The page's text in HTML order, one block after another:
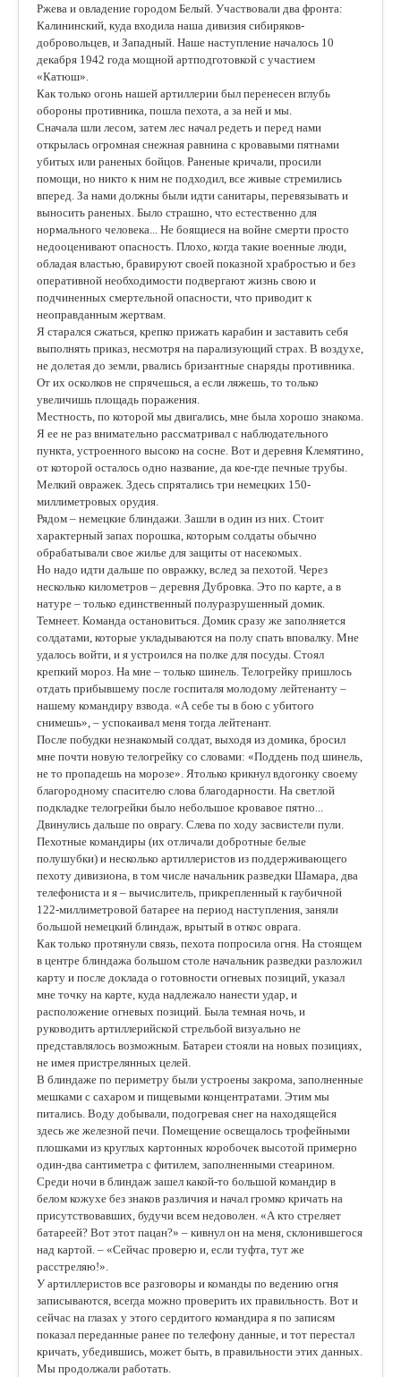
Ржева и овладение городом Белый. Участвовали два фронта:
Калининский, куда входила наша дивизия сибиряков-
добровольцев, и Западный. Наше наступление началось 10
декабря 1942 года мощной артподготовкой с участием
«Катюш».
Как только огонь нашей артиллерии был перенесен вглубь
обороны противника, пошла пехота, а за ней и мы.
Сначала шли лесом, затем лес начал редеть и перед нами
открылась огромная снежная равнина с кровавыми пятнами
убитых или раненых бойцов. Раненые кричали, просили
помощи, но никто к ним не подходил, все живые стремились
вперед. За нами должны были идти санитары, перевязывать и
выносить раненых. Было страшно, что естественно для
нормального человека... Не боящиеся на войне смерти просто
недооценивают опасность. Плохо, когда такие военные люди,
обладая властью, бравируют своей показной храбростью и без
оперативной необходимости подвергают жизнь свою и
подчиненных смертельной опасности, что приводит к
неоправданным жертвам.
Я старался сжаться, крепко прижать карабин и заставить себя
выполнять приказ, несмотря на парализующий страх. В воздухе,
не долетая до земли, рвались бризантные снаряды противника.
От их осколков не спрячешься, а если ляжешь, то только
увеличишь площадь поражения.
Местность, по которой мы двигались, мне была хорошо знакома.
Я ее не раз внимательно рассматривал с наблюдательного
пункта, устроенного высоко на сосне. Вот и деревня Клемятино,
от которой осталось одно название, да кое-где печные трубы.
Мелкий овражек. Здесь спрятались три немецких 150-
миллиметровых орудия.
Рядом – немецкие блиндажи. Зашли в один из них. Стоит
характерный запах порошка, которым солдаты обычно
обрабатывали свое жилье для защиты от насекомых.
Но надо идти дальше по овражку, вслед за пехотой. Через
несколько километров – деревня Дубровка. Это по карте, а в
натуре – только единственный полуразрушенный домик.
Темнеет. Команда остановиться. Домик сразу же заполняется
солдатами, которые укладываются на полу спать вповалку. Мне
удалось войти, и я устроился на полке для посуды. Стоял
крепкий мороз. На мне – только шинель. Телогрейку пришлось
отдать прибывшему после госпиталя молодому лейтенанту –
нашему командиру взвода. «А себе ты в бою с убитого
снимешь», – успокаивал меня тогда лейтенант.
После побудки незнакомый солдат, выходя из домика, бросил
мне почти новую телогрейку со словами: «Поддень под шинель,
не то пропадешь на морозе». Ятолько крикнул вдогонку своему
благородному спасителю слова благодарности. На светлой
подкладке телогрейки было небольшое кровавое пятно...
Двинулись дальше по оврагу. Слева по ходу засвистели пули.
Пехотные командиры (их отличали добротные белые
полушубки) и несколько артиллеристов из поддерживающего
пехоту дивизиона, в том числе начальник разведки Шамара, два
телефониста и я – вычислитель, прикрепленный к гаубичной
122-миллиметровой батарее на период наступления, заняли
большой немецкий блиндаж, врытый в откос оврага.
Как только протянули связь, пехота попросила огня. На стоящем
в центре блиндажа большом столе начальник разведки разложил
карту и после доклада о готовности огневых позиций, указал
мне точку на карте, куда надлежало нанести удар, и
расположение огневых позиций. Была темная ночь, и
руководить артиллерийской стрельбой визуально не
представлялось возможным. Батареи стояли на новых позициях,
не имея пристрелянных целей.
В блиндаже по периметру были устроены закрома, заполненные
мешками с сахаром и пищевыми концентратами. Этим мы
питались. Воду добывали, подогревая снег на находящейся
здесь же железной печи. Помещение освещалось трофейными
плошками из круглых картонных коробочек высотой примерно
один-два сантиметра с фитилем, заполненными стеарином.
Среди ночи в блиндаж зашел какой-то большой командир в
белом кожухе без знаков различия и начал громко кричать на
присутствовавших, будучи всем недоволен. «А кто стреляет
батареей? Вот этот пацан?» – кивнул он на меня, склонившегося
над картой. – «Сейчас проверю и, если туфта, тут же
расстреляю!».
У артиллеристов все разговоры и команды по ведению огня
записываются, всегда можно проверить их правильность. Вот и
сейчас на глазах у этого сердитого командира я по записям
показал переданные ранее по телефону данные, и тот перестал
кричать, убедившись, может быть, в правильности этих данных.
Мы продолжали работать.